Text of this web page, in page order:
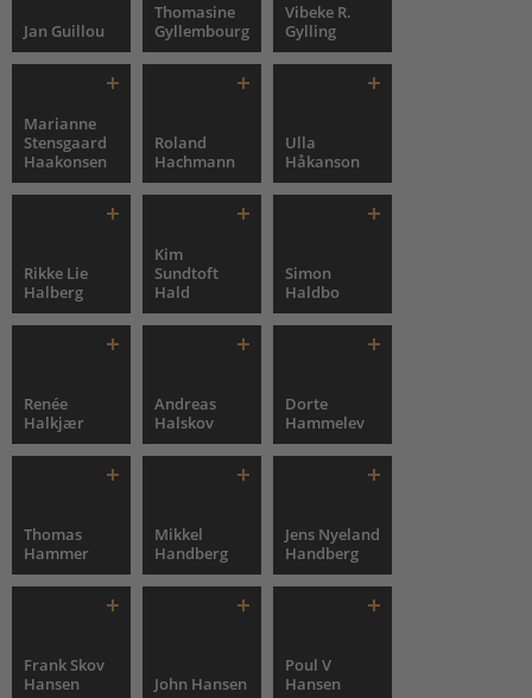
Jan Guillou
Thomasine
Gyllembourg
Vibeke R.
Gylling
Marianne
Stensgaard
Haakonsen
Roland
Hachmann
Ulla
Håkanson
Rikke Lie
Halberg
Kim
Sundtoft
Hald
Simon
Haldbo
Renée
Halkjær
Andreas
Halskov
Dorte
Hammelev
Thomas
Hammer
Mikkel
Handberg
Jens Nyeland
Handberg
Frank Skov
Hansen
John Hansen
Poul V
Hansen